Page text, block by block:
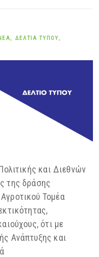
, ΔΕΛΤΊΑ ΤΎΠΟΥ,
και Διεθνών
της δράσης
Τομέα
ότι με
Ανάπτυξης και